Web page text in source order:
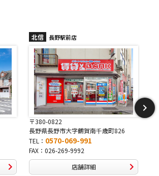
北信 長野稲里店
〒381-2243
長野県長野市稲里1-5-25
TEL： 0570-067-878
FAX：026-286-7888
店舗詳細